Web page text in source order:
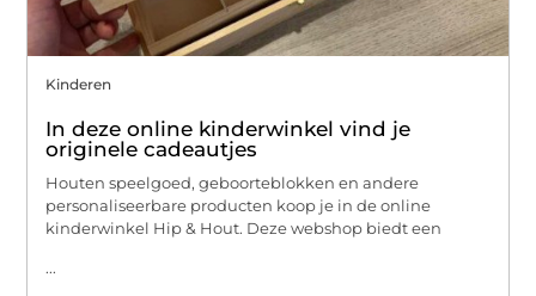
Kinderen
In deze online kinderwinkel vind je
originele cadeautjes
Houten speelgoed, geboorteblokken en andere
personaliseerbare producten koop je in de online
kinderwinkel Hip & Hout. Deze webshop biedt een
...